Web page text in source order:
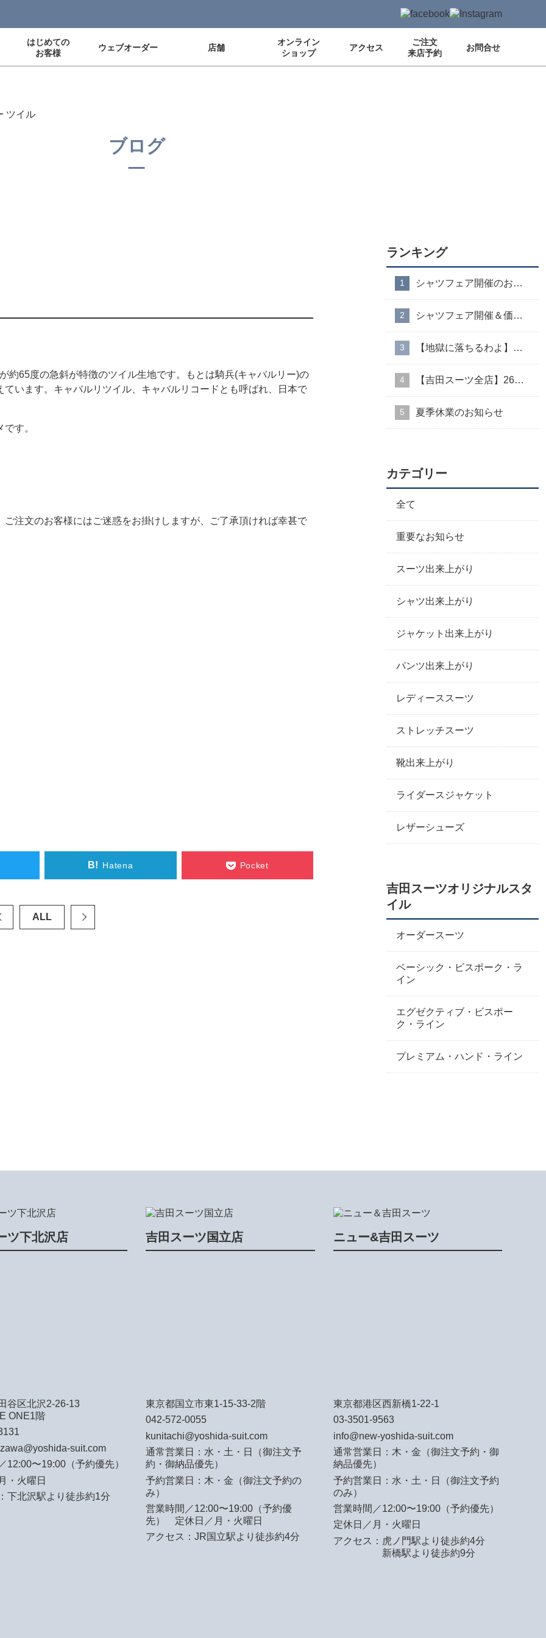
はじめての
お客様
ウェブオーダー 店舗
オンライン
ショップ
アクセス
ご注文
来店予約
お問合せ
ツイル
ブログ
約65度の急斜が特徴のツイル生地です。もとは騎兵(キャバルリー)の
います。キャバルリツイル、キャバルリコードとも呼ばれ、日本で
す。
注文のお客様にはご迷惑をお掛けしますが、ご了承頂ければ幸甚で
B! Hatena Pocket
ALL
ランキング
シャツフェア開催のお知らせ
シャツフェア開催＆価格改定のお知らせ
【地獄に落ちるわよ】衣装協力のお知らせ
【吉田スーツ全店】26AW入荷生地速報②
夏季休業のお知らせ
カテゴリー
全て
重要なお知らせ
スーツ出来上がり
シャツ出来上がり
ジャケット出来上がり
パンツ出来上がり
レディーススーツ
ストレッチスーツ
靴出来上がり
ライダースジャケット
レザーシューズ
吉田スーツオリジナルスタ
イル
オーダースーツ
ベーシック・ビスポーク・ラ
イン
エグゼクティブ・ビスポー
ク・ライン
プレミアム・ハンド・ライン
ツ下北沢店
谷区北沢2-26-13
ONE1階
suit.com
12:00〜19:00（予約優先）
・火曜日
下北沢駅より徒歩約1分
吉田スーツ国立店
東京都国立市東1-15-33-2階
042-572-0055
kunitachi@yoshida-suit.com
通常営業日：水・土・日（御注文予
約・御納品優先）
予約営業日：木・金（御注文予約の
み）
営業時間／12:00〜19:00（予約優
先） 定休日／月・火曜日
アクセス：JR国立駅より徒歩約4分
ニュー&吉田スーツ
東京都港区西新橋1-22-1
03-3501-9563
info@new-yoshida-suit.com
通常営業日：木・金（御注文予約・御
納品優先）
予約営業日：水・土・日（御注文予約
のみ）
営業時間／12:00〜19:00（予約優先）
定休日／月・火曜日
アクセス： 虎ノ門駅より徒歩約4分
新橋駅より徒歩約9分